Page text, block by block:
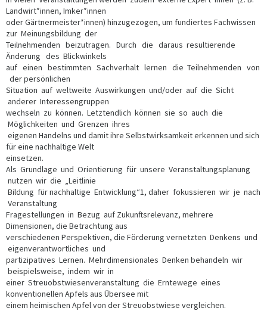
Landwirt*innen, Imker*innen
oder Gärtnermeister*innen) hinzugezogen, um fundiertes Fachwissen
zur Meinungsbildung der
Teilnehmenden beizutragen. Durch die daraus resultierende
Änderung des Blickwinkels
auf einen bestimmten Sachverhalt lernen die Teilnehmenden von
der persönlichen
Situation auf weltweite Auswirkungen und/oder auf die Sicht
anderer Interessengruppen
wechseln zu können. Letztendlich können sie so auch die
Möglichkeiten und Grenzen ihres
eigenen Handelns und damit ihre Selbstwirksamkeit erkennen und sich
für eine nachhaltige Welt
einsetzen.
Als Grundlage und Orientierung für unsere Veranstaltungsplanung
nutzen wir die „Leitlinie
Bildung für nachhaltige Entwicklung“1, daher fokussieren wir je nach
Veranstaltung
Fragestellungen in Bezug auf Zukunftsrelevanz, mehrere
Dimensionen, die Betrachtung aus
verschiedenen Perspektiven, die Förderung vernetzten Denkens und
eigenverantwortliches und
partizipatives Lernen. Mehrdimensionales Denken behandeln wir
beispielsweise, indem wir in
einer Streuobstwiesenveranstaltung die Erntewege eines
konventionellen Apfels aus Übersee mit
einem heimischen Apfel von der Streuobstwiese vergleichen.